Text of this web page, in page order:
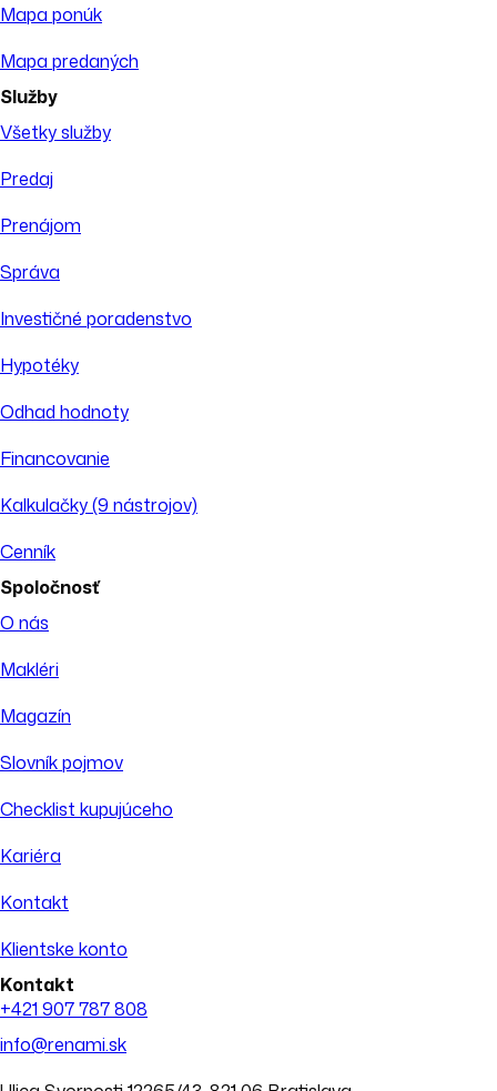
Mapa ponúk
Mapa predaných
Služby
Všetky služby
Predaj
Prenájom
Správa
Investičné poradenstvo
Hypotéky
Odhad hodnoty
Financovanie
Kalkulačky (9 nástrojov)
Cenník
Spoločnosť
O nás
Makléri
Magazín
Slovník pojmov
Checklist kupujúceho
Kariéra
Kontakt
Klientske konto
Kontakt
+421 907 787 808
info@renami.sk